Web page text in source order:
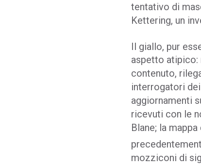
tentativo di
Kettering, un
Il giallo, pur
aspetto atipico:
contenuto,
interrogatori
aggiornamenti
ricevuti con le
Blane; la
mozziconi di